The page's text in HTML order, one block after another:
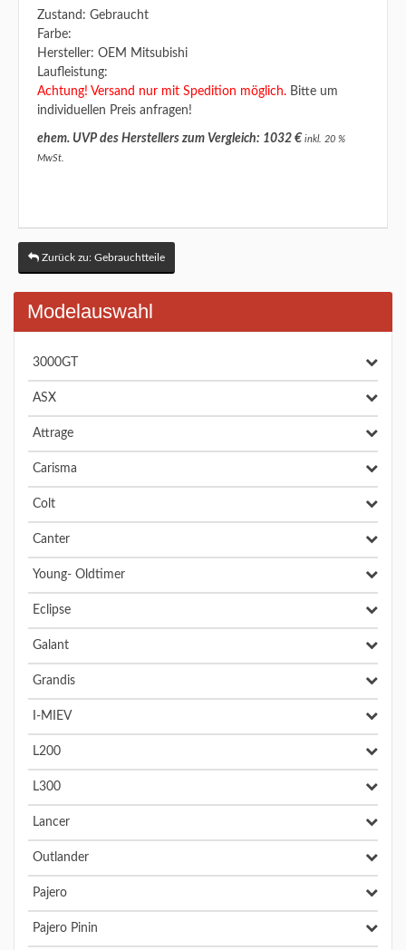
Zustand: Gebraucht
Farbe:
Hersteller: OEM Mitsubishi
Laufleistung:
Achtung! Versand nur mit Spedition möglich. Bitte um
individuellen Preis anfragen!
ehem. UVP des Herstellers zum Vergleich: 1032 € inkl. 20 %
MwSt.
Zurück zu: Gebrauchtteile
Modelauswahl
3000GT
ASX
Attrage
Carisma
Colt
Canter
Young- Oldtimer
Eclipse
Galant
Grandis
I-MIEV
L200
L300
Lancer
Outlander
Pajero
Pajero Pinin